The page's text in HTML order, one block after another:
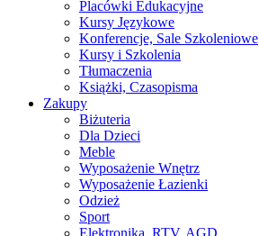
Placówki Edukacyjne
Kursy Językowe
Konferencje, Sale Szkoleniowe
Kursy i Szkolenia
Tłumaczenia
Książki, Czasopisma
Zakupy
Biżuteria
Dla Dzieci
Meble
Wyposażenie Wnętrz
Wyposażenie Łazienki
Odzież
Sport
Elektronika, RTV, AGD